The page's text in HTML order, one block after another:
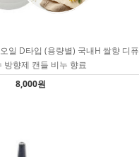
일 D타입 (용량별) 국내H 쌀향 디퓨
방향제 캔들 비누 향료
8,000원